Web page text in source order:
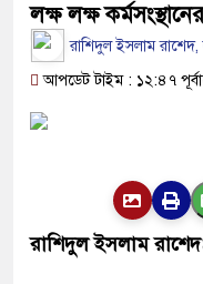
লক্ষ লক্ষ
রাশিদুল ইসলাম রাশেদ,
আপডেট টাইম : ১২:৪৭
রাশিদুল ইসলাম